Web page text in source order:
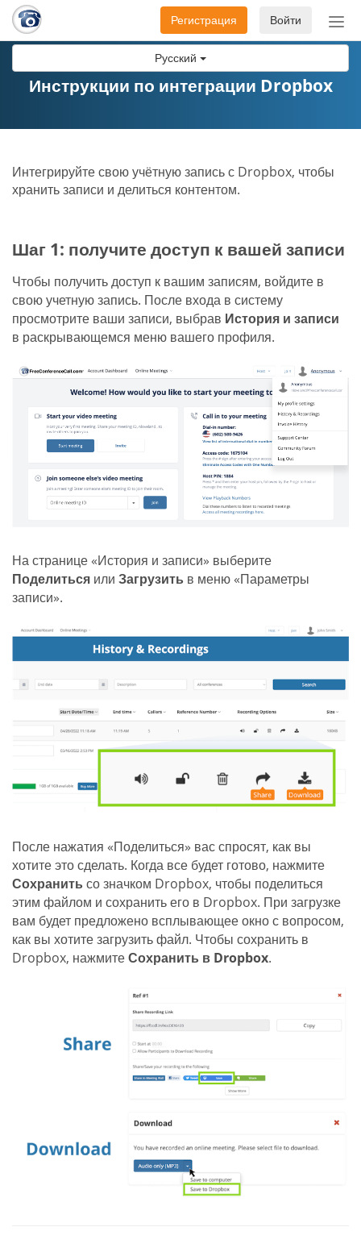
Русский
Войти
Регистрация
Инструкции по интеграции Dropbox
Интегрируйте свою учётную запись с Dropbox, чтобы
хранить записи и делиться контентом.
Шаг 1: получите доступ к вашей записи
Чтобы получить доступ к вашим записям, войдите в
свою учетную запись. После входа в систему
просмотрите ваши записи, выбрав История и записи
в раскрывающемся меню вашего профиля.
На странице «История и записи» выберите
Поделиться или Загрузить в меню «Параметры
записи».
После нажатия «Поделиться» вас спросят, как вы
хотите это сделать. Когда все будет готово, нажмите
Сохранить со значком Dropbox, чтобы поделиться
этим файлом и сохранить его в Dropbox. При загрузке
вам будет предложено всплывающее окно с вопросом,
как вы хотите загрузить файл. Чтобы сохранить в
Dropbox, нажмитеСохранить в Dropbox.